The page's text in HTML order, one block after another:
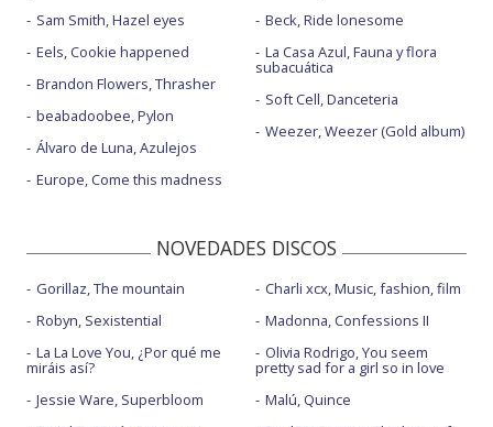
Sam Smith, Hazel eyes
Eels, Cookie happened
Brandon Flowers, Thrasher
beabadoobee, Pylon
Álvaro de Luna, Azulejos
Europe, Come this madness
Beck, Ride lonesome
La Casa Azul, Fauna y flora
subacuática
Soft Cell, Danceteria
Weezer, Weezer (Gold album)
NOVEDADES DISCOS
Gorillaz, The mountain
Robyn, Sexistential
La La Love You, ¿Por qué me
miráis así?
Jessie Ware, Superbloom
Charli xcx, Music, fashion, film
Madonna, Confessions II
Olivia Rodrigo, You seem
pretty sad for a girl so in love
Malú, Quince